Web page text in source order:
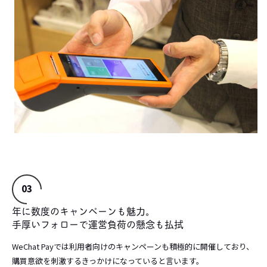
03
年に数度のキャンペーンも魅力。
手厚いフォローで運営負荷の懸念も払拭
WeChat Payでは利用者向けのキャンペーンも積極的に開催しており、
購買意欲を刺激するきっかけになっていると言います。